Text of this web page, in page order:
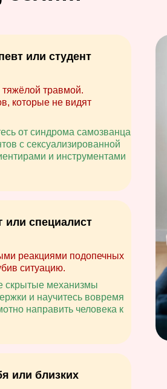
или близких
скрытые механизмы
и научитесь вовремя
направить человека к
реакциями подопечных
ситуацию.
или специалист
от синдрома самозванца
с сексуализированной
и инструментами
травмой.
которые не видят
или студент